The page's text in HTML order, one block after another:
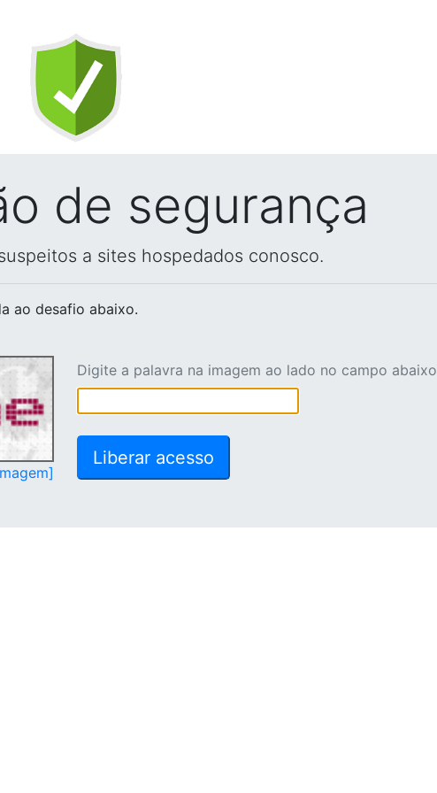
de segurança
a sites hospedados conosco.
ao desafio abaixo.
Digite a palavra na imagem ao lado no campo abaixo